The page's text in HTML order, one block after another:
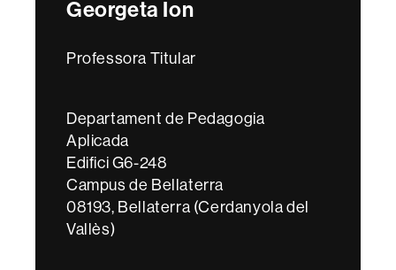
Georgeta Ion
Professora Titular
Departament de Pedagogia
Aplicada
Edifici G6-248
Campus de Bellaterra
08193, Bellaterra (Cerdanyola del
Vallès)